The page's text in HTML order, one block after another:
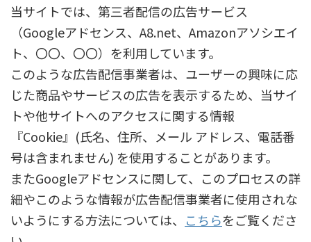
当サイトでは、第三者配信の広告サービス
（Googleアドセンス、A8.net、Amazonアソシエイ
ト、〇〇、〇〇）を利用しています。
このような広告配信事業者は、ユーザーの興味に応
じた商品やサービスの広告を表示するため、当サイ
トや他サイトへのアクセスに関する情報
『Cookie』(氏名、住所、メール アドレス、電話番
号は含まれません) を使用することがあります。
またGoogleアドセンスに関して、このプロセスの詳
細やこのような情報が広告配信事業者に使用されな
いようにする方法については、
こちらをご覧くださ